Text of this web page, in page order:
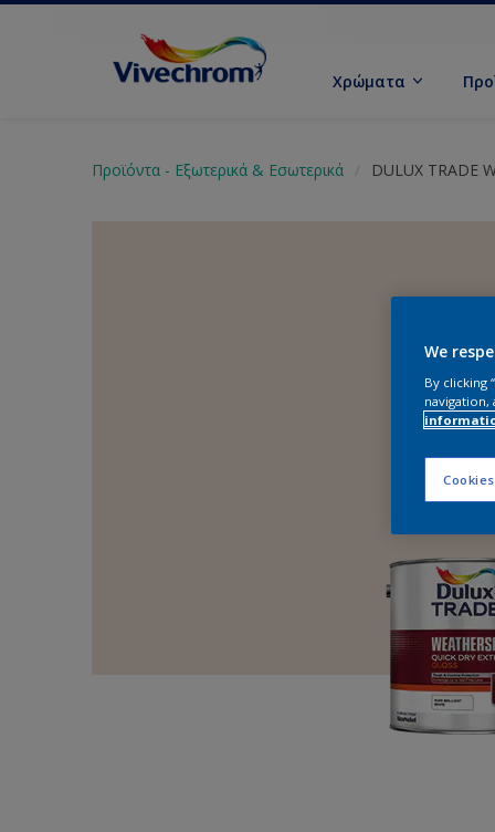
Χρώματα
Προϊόντα - Εξωτερικά & Εσωτερικά DULUX TRADE
We
By clicking
navigation,